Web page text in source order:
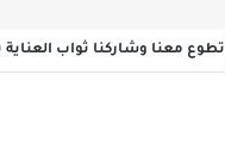
تطوع معنا وشاركنا ثواب